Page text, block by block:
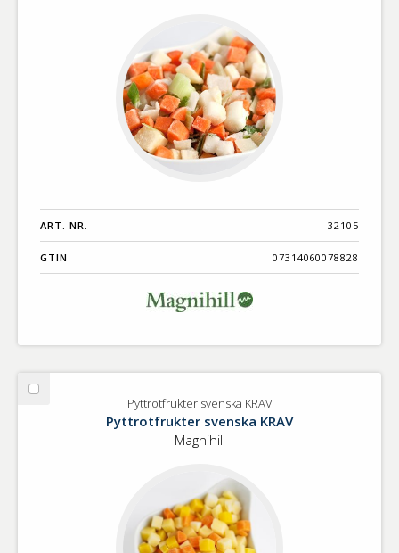
ART. NR. 32105
GTIN 07314060078828
Välj
Pyttrotfrukter svenska KRAV
Pyttrotfrukter svenska KRAV
Magnihill